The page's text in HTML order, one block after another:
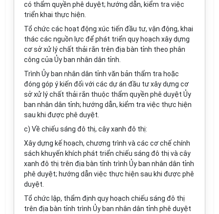
có thẩm quyền phê duyệt; hướng dẫn, kiểm tra việc
triển khai thực hiện.
Tổ chức các hoạt động xúc tiến đầu tư, vận động, khai
thác các nguồn lực để phát triển quy hoạch xây dựng
cơ sở xử lý chất thải rắn trên địa bàn tỉnh theo phân
công của Ủy ban nhân dân tỉnh.
Trình Ủy ban nhân dân tỉnh văn bản thẩm tra hoặc
đóng góp ý kiến đối với các dự án đầu tư xây dựng cơ
sở xử lý chất thải rắn thuộc thẩm quyền phê duyệt Ủy
ban nhân dân tỉnh; hướng dẫn, kiểm tra việc thực hiện
sau khi được phê duyệt.
c) Về chiếu sáng đô thị, cây xanh đô thị:
Xây dựng kế hoạch, chương trình và các cơ chế chính
sách khuyến khích phát triển chiếu sáng đô thị và cây
xanh đô thị trên địa bàn tỉnh trình Ủy ban nhân dân tỉnh
phê duyệt; hướng dẫn việc thực hiện sau khi được phê
duyệt.
Tổ chức lập, thẩm định quy hoạch chiếu sáng đô thị
trên địa bàn tỉnh trình Ủy ban nhân dân tỉnh phê duyệt